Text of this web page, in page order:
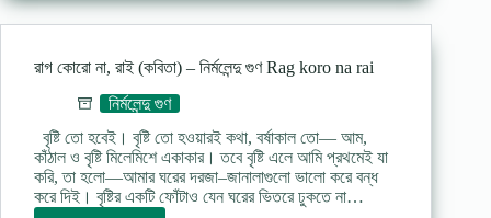
নির্মলেন্দু
রাগ কোরো না, রাই (কবিতা) – নির্মলেন্দু গুণ Rag koro na rai
নির্মলেন্দু গুণ
বৃষ্টি তো হবেই। বৃষ্টি তো হওয়ারই কথা, বর্ষাকাল তো— আম,
কাঁঠাল ও বৃষ্টি মিলেমিশে একাকার। তবে বৃষ্টি এলে আমি প্রথমেই যা
করি, তা হলো—আমার ঘরের দরজা–জানালাগুলো ভালো করে বন্ধ
করে দিই। বৃষ্টির একটি ফোঁটাও যেন ঘরের ভিতরে ঢুকতে না…